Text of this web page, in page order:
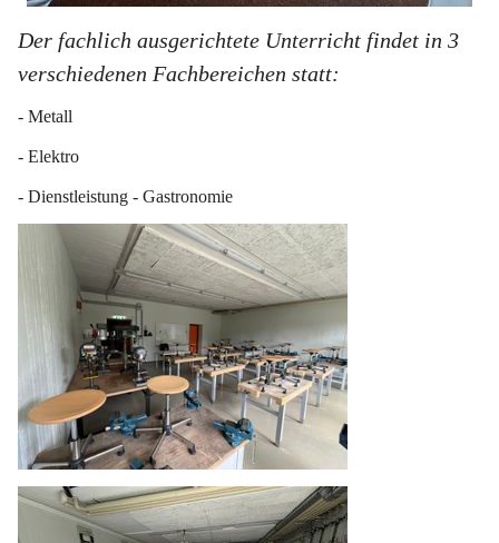
Der fachlich ausgerichtete Unterricht findet in 3
verschiedenen Fachbereichen statt:
- Metall
- Elektro
- Dienstleistung - Gastronomie